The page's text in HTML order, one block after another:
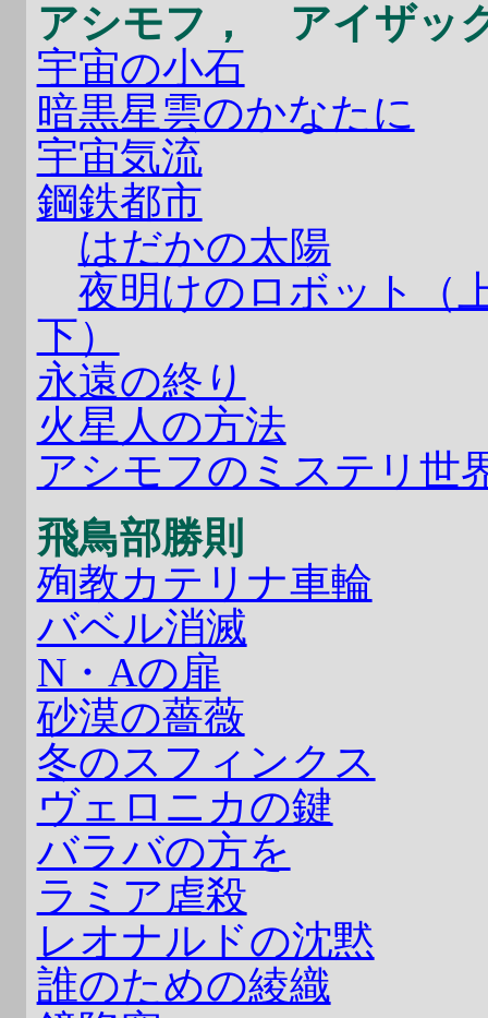
アシモフ， アイザッ
宇宙の小石
暗黒星雲のかなたに
宇宙気流
鋼鉄都市
はだかの太陽
夜明けのロボット（
下）
永遠の終り
火星人の方法
アシモフのミステリ世
飛鳥部勝則
殉教カテリナ車輪
バベル消滅
N・Aの扉
砂漠の薔薇
冬のスフィンクス
ヴェロニカの鍵
バラバの方を
ラミア虐殺
レオナルドの沈黙
誰のための綾織